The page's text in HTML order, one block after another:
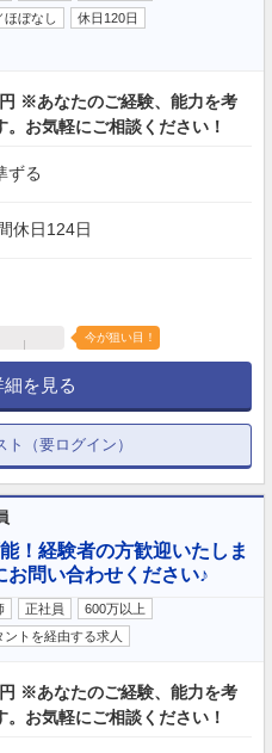
ほぼなし
休日120日
※あなたのご経験、能力を考
お気軽にご相談ください！
ずる
休日124日
今が狙い目！
を見る
ト（要ログイン）
！経験者の方歓迎いたしま
問い合わせください♪
正社員
600万以上
ントを経由する求人
※あなたのご経験、能力を考
お気軽にご相談ください！